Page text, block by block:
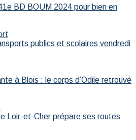
BD BOUM 2024 pour bien en
publics et scolaires vendredi
à Blois : le corps d’Odile retrouvé
Loir-et-Cher prépare ses routes